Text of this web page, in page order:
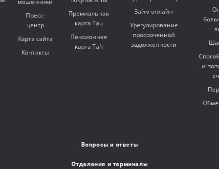
мошенники
Пресс-
центр
Карта сайта
Контакты
Премиальная
карта Tau
Пенсионная
карта Tañ
Займ онлайн
Урегулирование
просроченной
задолженности
и
Вопросы и ответы
Отделения и терминалы